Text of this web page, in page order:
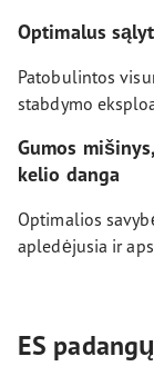
Optimalus
Patobulintos
stabdymo
Gumos
kelio danga
Optimalios
apledėjusia ir
ES